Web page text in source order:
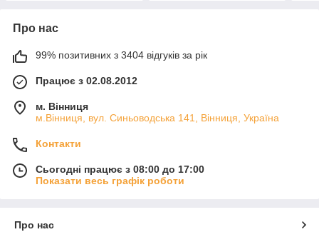
Про нас
99% позитивних з 3404 відгуків за рік
Працює з 02.08.2012
м. Вінниця
м.Вінниця, вул. Синьоводська 141, Вінниця, Україна
Контакти
Сьогодні працює з 08:00 до 17:00
Показати весь графік роботи
Про нас